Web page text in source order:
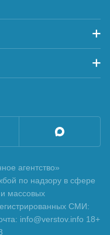
агентство»
по надзору в сфере
массовых
СМИ:
info@verstov.info 18+